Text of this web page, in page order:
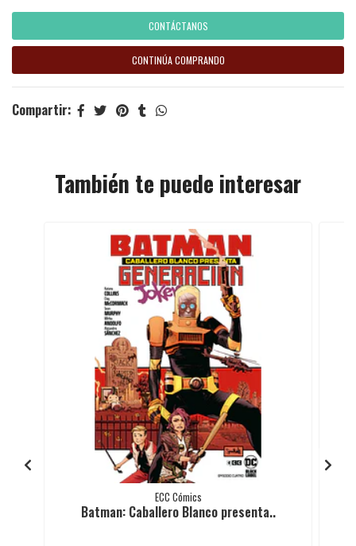
CONTÁCTANOS
CONTINÚA COMPRANDO
Compartir:
También te puede interesar
ECC Cómics
Batman: Caballero Blanco presenta..